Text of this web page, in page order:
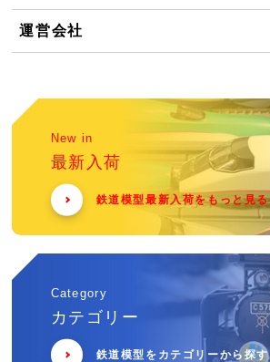
運営会社
New in
最新入荷
鉄道模型最新入荷をもっと見る
Category
カテゴリー
鉄道模型をカテゴリーから探す